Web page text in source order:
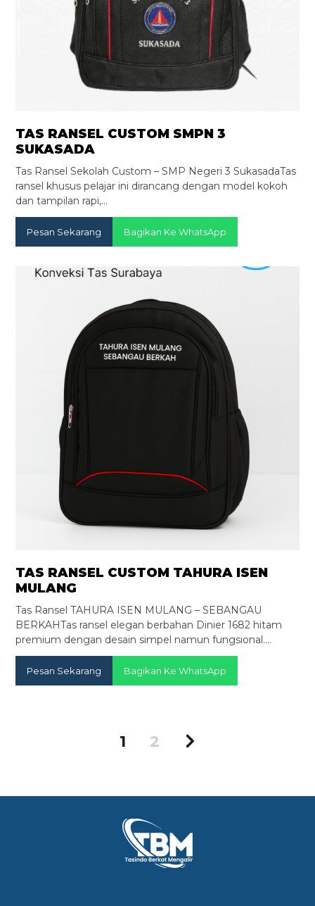
TAS RANSEL CUSTOM SMPN 3
SUKASADA
Tas Ransel Sekolah Custom – SMP Negeri 3 SukasadaTas
ransel khusus pelajar ini dirancang dengan model kokoh
dan tampilan rapi,…
Pesan Sekarang Bagikan Ke WhatsApp
TAS RANSEL CUSTOM TAHURA ISEN
MULANG
Tas Ransel TAHURA ISEN MULANG – SEBANGAU
BERKAHTas ransel elegan berbahan Dinier 1682 hitam
premium dengan desain simpel namun fungsional.…
Pesan Sekarang Bagikan Ke WhatsApp
1 2